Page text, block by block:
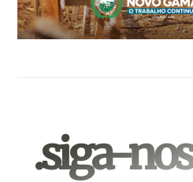
.siga-nos